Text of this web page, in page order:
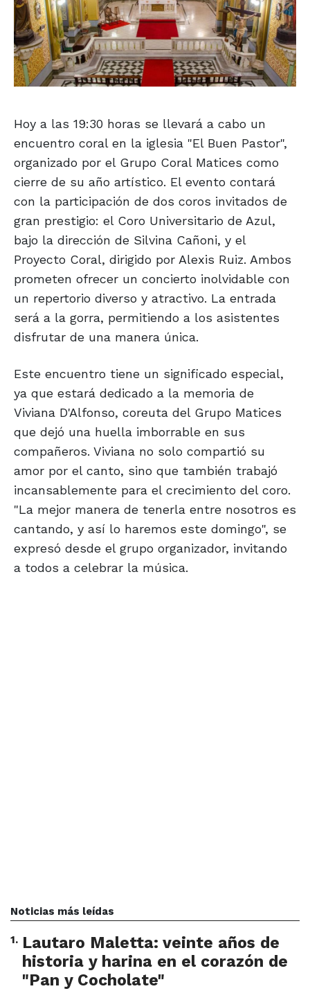
Hoy a las 19:30 horas se llevará a cabo un
encuentro coral en la iglesia "El Buen Pastor",
organizado por el Grupo Coral Matices como
cierre de su año artístico. El evento contará
con la participación de dos coros invitados de
gran prestigio: el Coro Universitario de Azul,
bajo la dirección de Silvina Cañoni, y el
Proyecto Coral, dirigido por Alexis Ruiz. Ambos
prometen ofrecer un concierto inolvidable con
un repertorio diverso y atractivo. La entrada
será a la gorra, permitiendo a los asistentes
disfrutar de una manera única.
Este encuentro tiene un significado especial,
ya que estará dedicado a la memoria de
Viviana D'Alfonso, coreuta del Grupo Matices
que dejó una huella imborrable en sus
compañeros. Viviana no solo compartió su
amor por el canto, sino que también trabajó
incansablemente para el crecimiento del coro.
"La mejor manera de tenerla entre nosotros es
cantando, y así lo haremos este domingo", se
expresó desde el grupo organizador, invitando
a todos a celebrar la música.
Noticias más leídas
1. Lautaro Maletta: veinte años de
historia y harina en el corazón de
"Pan y Cocholate"